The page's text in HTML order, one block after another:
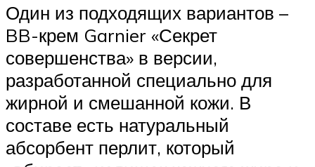
Один из подходящих вариантов –
BB-крем Garnier «Секрет
совершенства» в версии,
разработанной специально для
жирной и смешанной кожи. В
составе есть натуральный
абсорбент перлит, который